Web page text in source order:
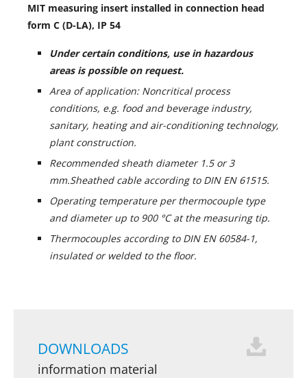
MIT measuring insert installed in connection head
form C (D-LA), IP 54
Under certain conditions, use in hazardous
areas is possible on request.
Area of application: Noncritical process
conditions, e.g. food and beverage industry,
sanitary, heating and air-conditioning technology,
plant construction.
Recommended sheath diameter 1.5 or 3
mm.Sheathed cable according to DIN EN 61515.
Operating temperature per thermocouple type
and diameter up to 900 °C at the measuring tip.
Thermocouples according to DIN EN 60584-1,
insulated or welded to the floor.
DOWNLOADS
information material